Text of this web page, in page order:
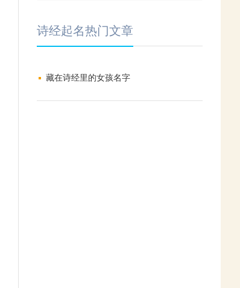
诗经起名热门文章
藏在诗经里的女孩名字